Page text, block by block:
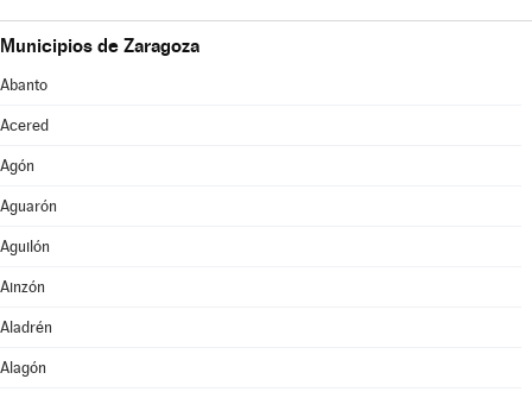
Municipios de Zaragoza
Abanto
Acered
Agón
Aguarón
Aguilón
Ainzón
Aladrén
Alagón